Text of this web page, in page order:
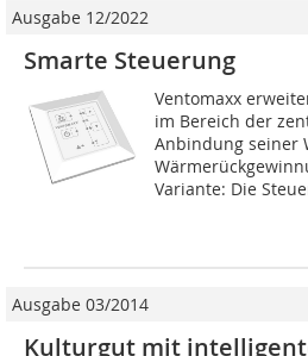
Ausgabe 12/2022
Smarte Steuerung
Ventomaxx
im Bereich der
Anbindung seiner
Variante: Die
Ausgabe 03/2014
Kulturgut mit